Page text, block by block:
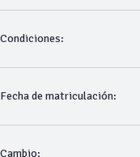
Condiciones:
Fecha de matriculación:
Cambio: